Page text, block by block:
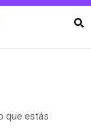
que estás